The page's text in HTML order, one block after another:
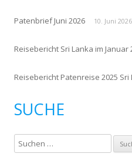
Patenbrief Juni 2026 10. Juni 2026
Reisebericht Sri Lanka im Januar
Reisebericht Patenreise 2025 Sri
SUCHE
u